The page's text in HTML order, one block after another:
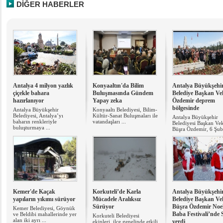
DİĞER HABERLER
Antalya 4 milyon yazlık
çiçekle bahara
hazırlanıyor
Antalya Büyükşehir
Belediyesi, Antalya’yı
baharın renkleriyle
buluşturmaya ...
Konyaaltın'da Bilim
Buluşmasında Gündem
Yapay zeka
Konyaaltı Belediyesi, Bilim-
Kültür-Sanat Buluşmaları ile
vatandaşları ...
Antalya
Belediye Başkan
Özdemir deprem
bölgesinde
Antalya Büyükşehir
Belediyesi Başkan
Büşra Özdemir, 6
Kemer'de Kaçak
yapıların yıkımı sürüyor
Kemer Belediyesi, Göynük
ve Beldibi mahallerinde yer
alan iki ayrı ...
Korkuteli’de Karla
Mücadele Aralıksız
Sürüyor
Korkuteli Belediyesi
ekipleri, ilçe genelinde etkili
Antalya
Belediye Başkan
Büşra Özdemir
Baba Festivali’nde
verdi